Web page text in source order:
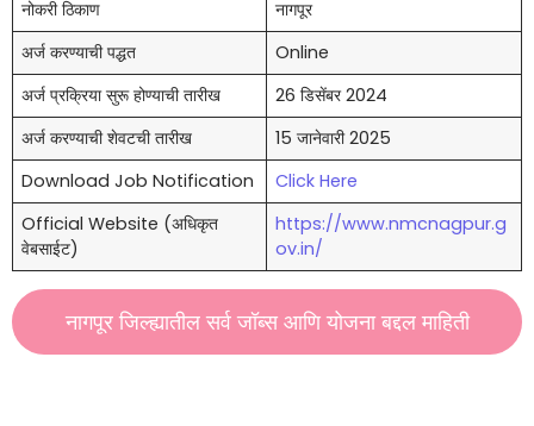
नोकरी ठिकाण
नागपूर
अर्ज करण्याची पद्धत
Online
अर्ज प्रक्रिया सुरू होण्याची तारीख
26 डिसेंबर 2024
अर्ज करण्याची शेवटची तारीख
15 जानेवारी 2025
Download Job Notification
Click Here
Official Website (अधिकृत
वेबसाईट)
https://www.nmcnagpur.g
ov.in/
नागपूर जिल्ह्यातील सर्व जॉब्स आणि योजना बद्दल माहिती